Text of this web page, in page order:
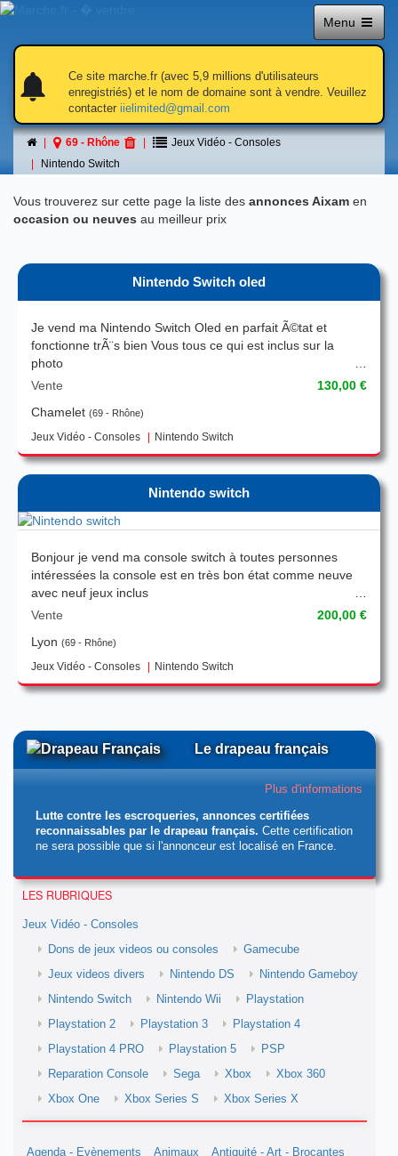
Menu
notifications
notifications
Ce site marche.fr (avec 5,9 millions d'utilisateurs
enregistriés) et le nom de domaine sont à vendre. Veuillez
contacter iielimited@gmail.com
69 - Rhône
Jeux Vidéo - Consoles
Nintendo Switch
Nintendo Switch
á 69 - Rhône
Vous trouverez sur cette page la liste des annonces Aixam en
occasion ou neuves au meilleur prix
Nintendo Switch oled
Je vend ma Nintendo Switch Oled en parfait Ã©tat et
fonctionne trÃ¨s bien Vous tous ce qui est inclus sur la
photo
Vente
130,00 €
Chamelet
69 - Rhône
Jeux Vidéo - Consoles Nintendo Switch
Nintendo switch
Bonjour je vend ma console switch à toutes personnes
intéressées la console est en très bon état comme neuve
avec neuf jeux inclus
Vente
200,00 €
Lyon
69 - Rhône
Jeux Vidéo - Consoles Nintendo Switch
Le drapeau français
Plus d'informations
Lutte contre les escroqueries, annonces certifiées
reconnaissables par le drapeau français. Cette certification
ne sera possible que si l'annonceur est localisé en France.
LES RUBRIQUES
Jeux Vidéo - Consoles
Dons de jeux videos ou consoles
Gamecube
Jeux videos divers
Nintendo DS
Nintendo Gameboy
Nintendo Switch
Nintendo Wii
Playstation
Playstation 2
Playstation 3
Playstation 4
Playstation 4 PRO
Playstation 5
PSP
Reparation Console
Sega Xbox
Xbox 360
Xbox One
Xbox Series S Xbox Series X
Agenda - Evènements Animaux
Antiquité - Art - Brocantes